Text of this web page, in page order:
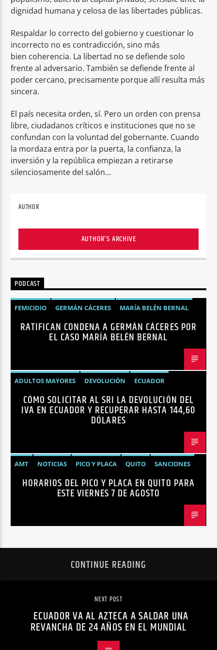
dignidad humana y celosa de las libertades públicas.
Respaldar lo correcto del gobierno y cuestionar lo
incorrecto no es contradicción, sino más
bien coherencia. La libertad no se defiende solo
frente al adversario. También se defiende frente al
poder cercano, precisamente porque allí resulta más
sincera.
El país necesita orden, sí. Pero un orden con prensa
libre, ciudadanos críticos e instituciones que no se
confundan con la voluntad del gobernante. Cuando
la mordaza entra por la puerta, la confianza, la
inversión y la república empiezan a retirarse
silenciosamente del salón…
AUTHOR
AUTHOR'S ARCHIVE
PODCAST
FEMICIDIO GERMÁN CÁCERES
MARÍA BELÉN BERNAL
NOTICIAS
SEGURIDAD
RATIFICAN CONDENA A GERMÁN CÁCERES POR
EL CASO MARÍA BELÉN BERNAL
ADULTOS MAYORES DEVOLUCIÓN
ECUADOR
NEGOCIOS
NOTICIAS PERSONAS CON DISCAPACIDAD
CÓMO SOLICITAR AL SRI LA DEVOLUCIÓN DEL
IVA EN ECUADOR Y RECUPERAR HASTA 144,60
DÓLARES
AMT NOTICIAS PICO Y PLACA QUITO SANCIONES
HORARIOS DEL PICO Y PLACA EN QUITO PARA
ESTE VIERNES 7 DE AGOSTO
CONTINUE READING
NEXT POST
ECUADOR VA AL AZTECA A SALDAR UNA
REVANCHA DE 24 AÑOS EN EL MUNDIAL